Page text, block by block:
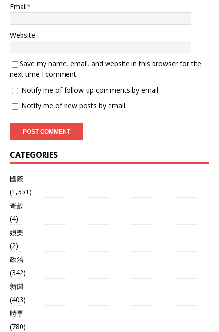
Email*
Website
Save my name, email, and website in this browser for the
next time I comment.
Notify me of follow-up comments by email.
Notify me of new posts by email.
CATEGORIES
國際
(1,351)
奇趣
(4)
娛樂
(2)
政治
(342)
新聞
(403)
時事
(780)